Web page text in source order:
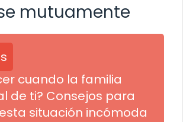
mutuamente
cuando la familia
de ti? Consejos para
situación incómoda